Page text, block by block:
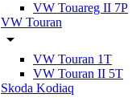
VW Touareg II 7P
VW Touran
VW Touran 1T
VW Touran II 5T
Skoda Kodiaq